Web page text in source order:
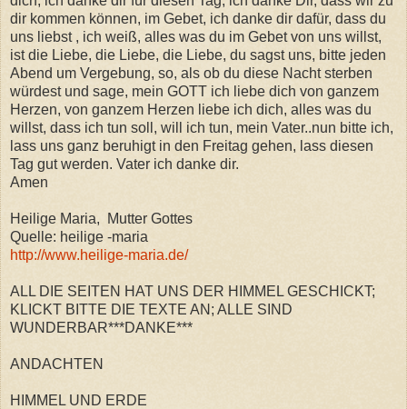
dir kommen können, im Gebet, ich danke dir dafür, dass du
uns liebst , ich weiß, alles was du im Gebet von uns willst,
ist die Liebe, die Liebe, die Liebe, du sagst uns, bitte jeden
Abend um Vergebung, so, als ob du diese Nacht sterben
würdest und sage, mein GOTT ich liebe dich von ganzem
Herzen, von ganzem Herzen liebe ich dich, alles was du
willst, dass ich tun soll, will ich tun, mein Vater..nun bitte ich,
lass uns ganz beruhigt in den Freitag gehen, lass diesen
Tag gut werden. Vater ich danke dir.
Amen
Heilige Maria, Mutter Gottes
Quelle: heilige -maria
http://www.heilige-maria.de/
ALL DIE SEITEN HAT UNS DER HIMMEL GESCHICKT;
KLICKT BITTE DIE TEXTE AN; ALLE SIND
WUNDERBAR***DANKE***
ANDACHTEN
HIMMEL UND ERDE